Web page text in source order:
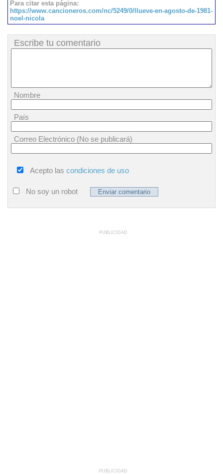
Para citar esta página:
https://www.cancioneros.com/nc/5249/0/llueve-en-agosto-de-1981-
noel-nicola
Escribe tu comentario
Nombre
País
Correo Electrónico (No se publicará)
Acepto las condiciones de uso
No soy un robot
PUBLICIDAD
PUBLICIDAD